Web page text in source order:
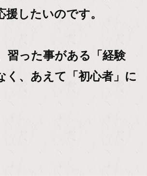
援したいのです。
習った事がある「経験
く、あえて「初心者」に